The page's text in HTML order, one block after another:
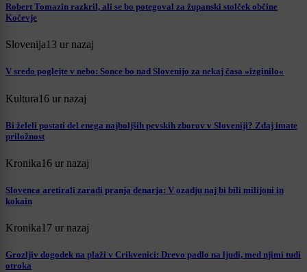
Robert Tomazin razkril, ali se bo potegoval za županski stolček občine
Kočevje
Slovenija13 ur nazaj
V sredo poglejte v nebo: Sonce bo nad Slovenijo za nekaj časa »izginilo«
Kultura16 ur nazaj
Bi želeli postati del enega najboljših pevskih zborov v Sloveniji? Zdaj imate
priložnost
Kronika16 ur nazaj
Slovenca aretirali zaradi pranja denarja: V ozadju naj bi bili milijoni in
kokain
Kronika17 ur nazaj
Grozljiv dogodek na plaži v Crikvenici: Drevo padlo na ljudi, med njimi tudi
otroka